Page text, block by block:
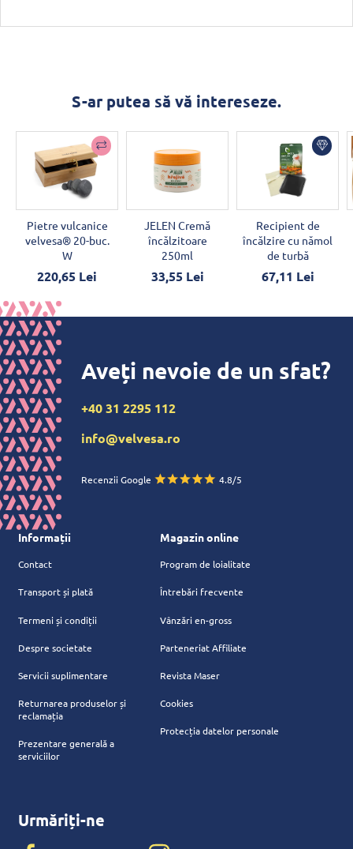
S-ar putea să vă intereseze.
Pietre vulcanice
velvesa® 20-buc.
W
220,65 Lei
JELEN Cremă
încălzitoare
250ml
33,55 Lei
Recipient de
încălzire cu nămol
de turbă
67,11 Lei
Aveți nevoie de un sfat?
+40 31 2295 112
info@velvesa.ro
Recenzii Google 4.8/5
Informații
Contact
Transport și plată
Termeni și condiții
Despre societate
Servicii suplimentare
Returnarea produselor și
reclamația
Prezentare generală a
serviciilor
Magazin online
Program de loialitate
Întrebări frecvente
Vânzări en-gross
Parteneriat Affiliate
Revista Maser
Cookies
Protecția datelor personale
Urmăriți-ne